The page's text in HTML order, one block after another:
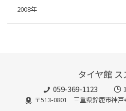
2008年
タイヤ館 ス
059-369-1123
〒513-0801 三重県鈴鹿市神戸